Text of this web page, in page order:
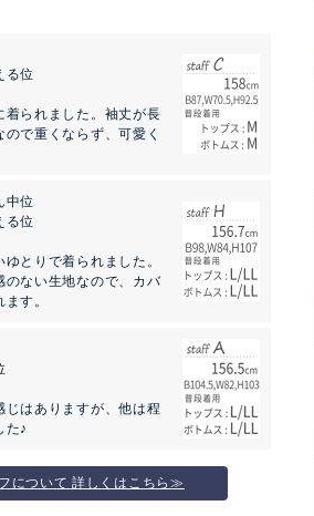
る位
着られました。袖丈が長
で重くならず、可愛く
中位
る位
とりで着られました。
のない生地なので、カバ
す。
はありますが、他は程
た♪
について 詳しくはこちら≫